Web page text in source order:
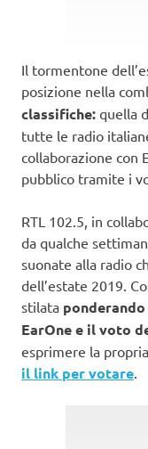
Il tormentone
posizione nella
classifiche: quella
tutte le radio
collaborazione con
pubblico tramite i
RTL 102.5, in
da qualche
suonate alla radio
dell’estate 2019.
stilata
EarOne e il voto
esprimere la
il link per votare